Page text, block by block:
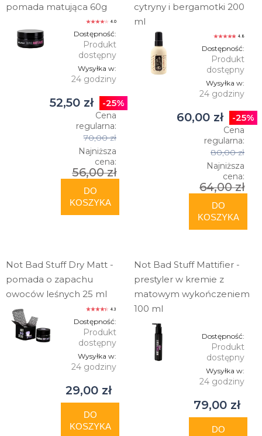
pomada matująca 60g
4.0
Dostępność:
Produkt
dostępny
Wysyłka w:
24 godziny
52,50 zł -25%
Cena
regularna:
70,00 zł
Najniższa
cena:
56,00 zł
DO
KOSZYKA
cytryny i bergamotki 200
ml
4.8
Dostępność:
Produkt
dostępny
Wysyłka w:
24 godziny
60,00 zł -25%
Cena
regularna:
80,00 zł
Najniższa
cena:
64,00 zł
DO
KOSZYKA
Not Bad Stuff Dry Matt -
pomada o zapachu
owoców leśnych 25 ml
4.3
Dostępność:
Produkt
dostępny
Wysyłka w:
24 godziny
29,00 zł
DO
KOSZYKA
Not Bad Stuff Mattifier -
prestyler w kremie z
matowym wykończeniem
100 ml
Dostępność:
Produkt
dostępny
Wysyłka w:
24 godziny
79,00 zł
DO